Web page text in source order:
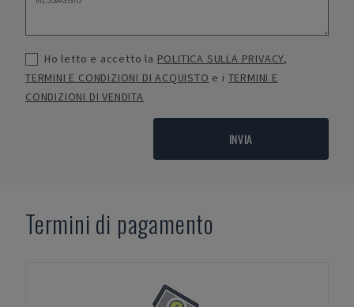
Ho letto e accetto la POLITICA SULLA PRIVACY,
TERMINI E CONDIZIONI DI ACQUISTO e i TERMINI E
CONDIZIONI DI VENDITA
INVIA
Termini di pagamento